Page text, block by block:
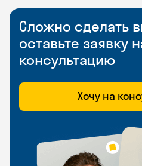
Сложно сделать
оставьте заявку
консультацию
Хочу на